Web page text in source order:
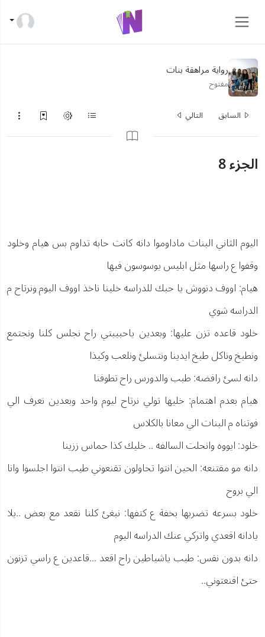
رواية مراهقة بنات
مفتوح
السابق
التالي
الجزء 8
اليوم الثاني البنات ماداوموا دانه كانت حابه تداوم بس هيام وخلود
وقفوا ع راسها مثل ابليس يوسوسون فيها
هيام: اووف دنووش يا حبك للدراسه خلينا ناخذ اووف اليوم ونرتاح م
الدراسه شوي
خلود قاعده تزن عليها: وبعدين ياحبيبتي راح نجلس كلنا ونجتمع
ونطبخ وناكل طبخ ايدينا ونتسلئ ونلعب وكيذا
دانه لسئ رافضه: طبب والدورس راح تطوفنا
هيام بعدم اهتمام: خليها تولي نرتاح ليوم واحد وبعدين نعرف الي
فوتناه م البنات الي معانا بالكلاس
خلود: ايووه وانحلت السالفه .. خليك كذا حماس ززينا
دانه مو مقتنعه: الحين انتوا تحاولون تقنعوني طيب انتوا اجلسوا وانا
الي بروح
خلود بسرعه تضربها بخفة ع كتفها: نبغئ كلنا نقعد مع بعض ..يلا
يادانه اقعدي واتركي عنك الدراسه اليوم
دانه بدون نفس: طيب ياشياطين راح اقعد ...قاعدين ع راسي تزنون
حتئ اقنعتوني..